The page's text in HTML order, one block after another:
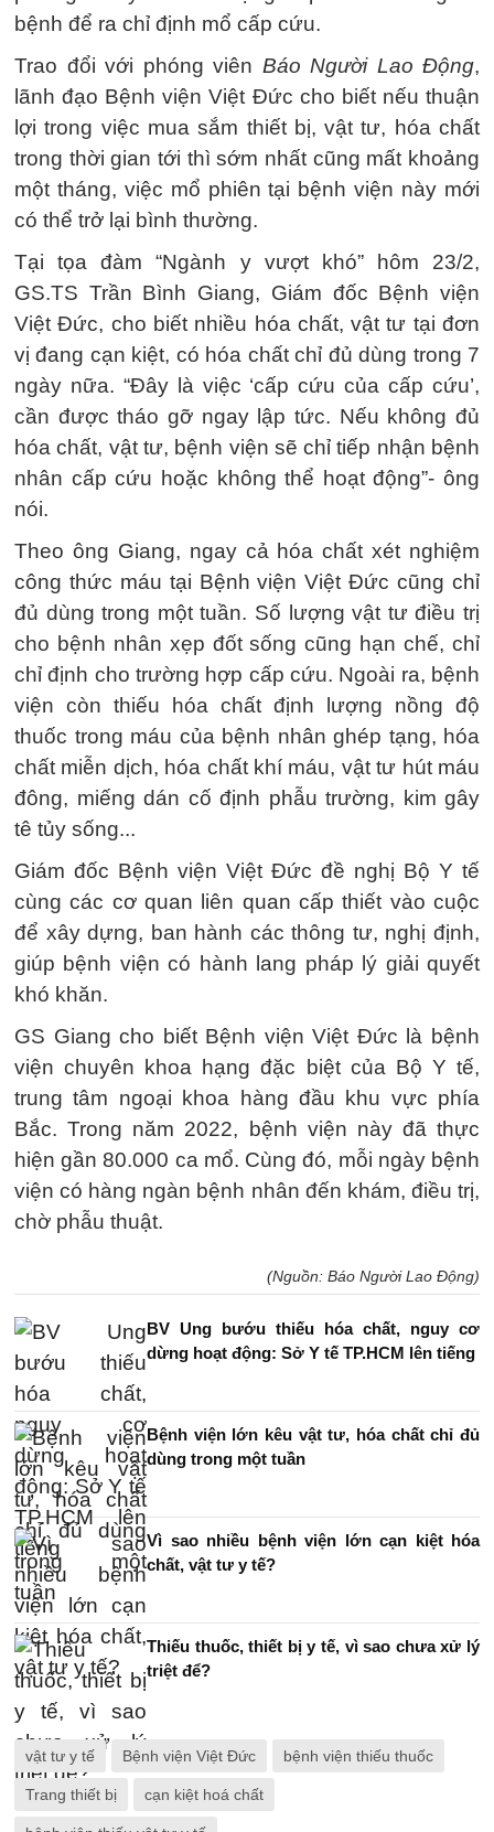
bệnh để ra chỉ định mổ cấp cứu.
Trao đổi với phóng viên Báo Người Lao Động,
lãnh đạo Bệnh viện Việt Đức cho biết nếu thuận
lợi trong việc mua sắm thiết bị, vật tư, hóa chất
trong thời gian tới thì sớm nhất cũng mất khoảng
một tháng, việc mổ phiên tại bệnh viện này mới
có thể trở lại bình thường.
Tại tọa đàm “Ngành y vượt khó” hôm 23/2,
GS.TS Trần Bình Giang, Giám đốc Bệnh viện
Việt Đức, cho biết nhiều hóa chất, vật tư tại đơn
vị đang cạn kiệt, có hóa chất chỉ đủ dùng trong 7
ngày nữa. “Đây là việc ‘cấp cứu của cấp cứu’,
cần được tháo gỡ ngay lập tức. Nếu không đủ
hóa chất, vật tư, bệnh viện sẽ chỉ tiếp nhận bệnh
nhân cấp cứu hoặc không thể hoạt động”- ông
nói.
Theo ông Giang, ngay cả hóa chất xét nghiệm
công thức máu tại Bệnh viện Việt Đức cũng chỉ
đủ dùng trong một tuần. Số lượng vật tư điều trị
cho bệnh nhân xẹp đốt sống cũng hạn chế, chỉ
chỉ định cho trường hợp cấp cứu. Ngoài ra, bệnh
viện còn thiếu hóa chất định lượng nồng độ
thuốc trong máu của bệnh nhân ghép tạng, hóa
chất miễn dịch, hóa chất khí máu, vật tư hút máu
đông, miếng dán cố định phẫu trường, kim gây
tê tủy sống...
Giám đốc Bệnh viện Việt Đức đề nghị Bộ Y tế
cùng các cơ quan liên quan cấp thiết vào cuộc
để xây dựng, ban hành các thông tư, nghị định,
giúp bệnh viện có hành lang pháp lý giải quyết
khó khăn.
GS Giang cho biết Bệnh viện Việt Đức là bệnh
viện chuyên khoa hạng đặc biệt của Bộ Y tế,
trung tâm ngoại khoa hàng đầu khu vực phía
Bắc. Trong năm 2022, bệnh viện này đã thực
hiện gần 80.000 ca mổ. Cùng đó, mỗi ngày bệnh
viện có hàng ngàn bệnh nhân đến khám, điều trị,
chờ phẫu thuật.
(Nguồn: Báo Người Lao Động)
BV Ung bướu thiếu hóa chất, nguy cơ
dừng hoạt động: Sở Y tế TP.HCM lên tiếng
Bệnh viện lớn kêu vật tư, hóa chất chỉ đủ
dùng trong một tuần
Vì sao nhiều bệnh viện lớn cạn kiệt hóa
chất, vật tư y tế?
Thiếu thuốc, thiết bị y tế, vì sao chưa xử lý
triệt để?
vật tư y tế Bệnh viện Việt Đức bệnh viện thiếu thuốc
Trang thiết bị cạn kiệt hoá chất